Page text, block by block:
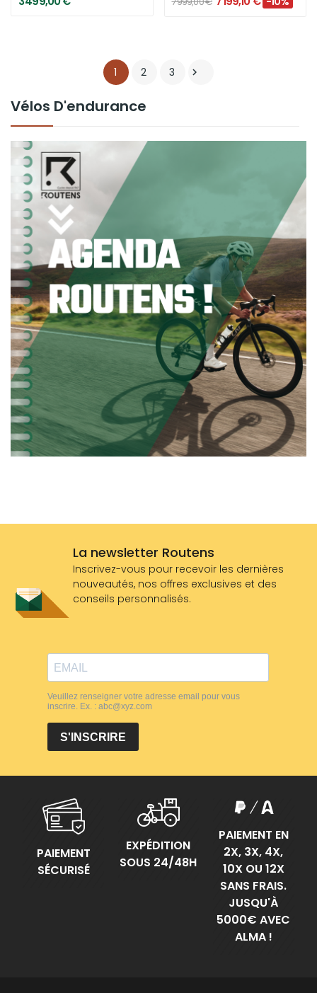
Vélos D'endurance
1 2 3 
La newsletter Routens
Inscrivez-vous pour recevoir les dernières
nouveautés, nos offres exclusives et des
conseils personnalisés.
PAIEMENT
SÉCURISÉ
EXPÉDITION
SOUS 24/48H
PAIEMENT EN
2X, 3X, 4X,
10X OU 12X
SANS FRAIS.
JUSQU'À
5000€ AVEC
ALMA !